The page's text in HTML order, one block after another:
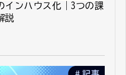
インハウス化｜3つの課
説